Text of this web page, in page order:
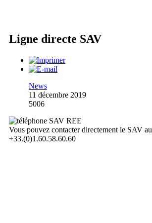
Ligne directe SAV
News
11 décembre 2019
5006
Vous pouvez contacter directement le SAV au
+33.(0)1.60.58.60.60